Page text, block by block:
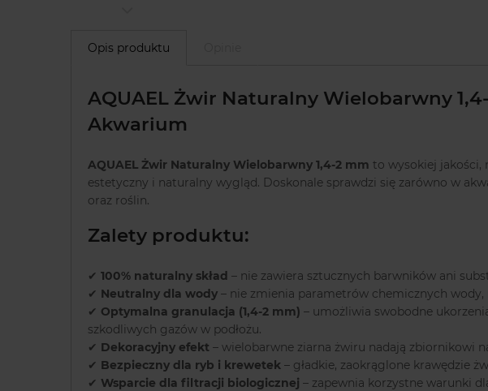
Opis produktu
AQUAEL Żwir Naturalny Wielobarwny
Akwarium
AQUAEL Żwir Naturalny Wielobarwny 1,4-2 mm to wysokiej jakości,
estetyczny i naturalny wygląd. Doskonale sprawdzi się zarówno w
oraz roślin.
Zalety produktu:
✔ 100% naturalny skład – nie zawiera sztucznych barwników ani
✔ Neutralny dla wody – nie zmienia parametrów chemicznych
✔ Optymalna granulacja (1,4-2 mm) – umożliwia swobodne
szkodliwych gazów w podłożu.
✔ Dekoracyjny efekt – wielobarwne ziarna żwiru nadają zbiornikowi
✔ Bezpieczny dla ryb i krewetek – gładkie, zaokrąglone krawędzie
✔ Wsparcie dla filtracji biologicznej – zapewnia korzystne warunki